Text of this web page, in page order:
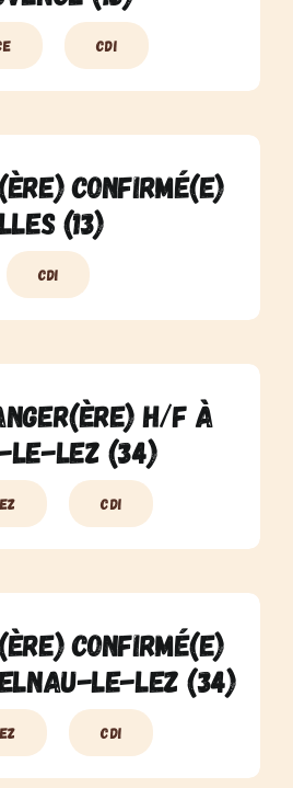
CDI
Confirmé(e)
(13)
CDI
H/F à
Lez (34)
CDI
Confirmé(e)
Le-Lez (34)
CDI